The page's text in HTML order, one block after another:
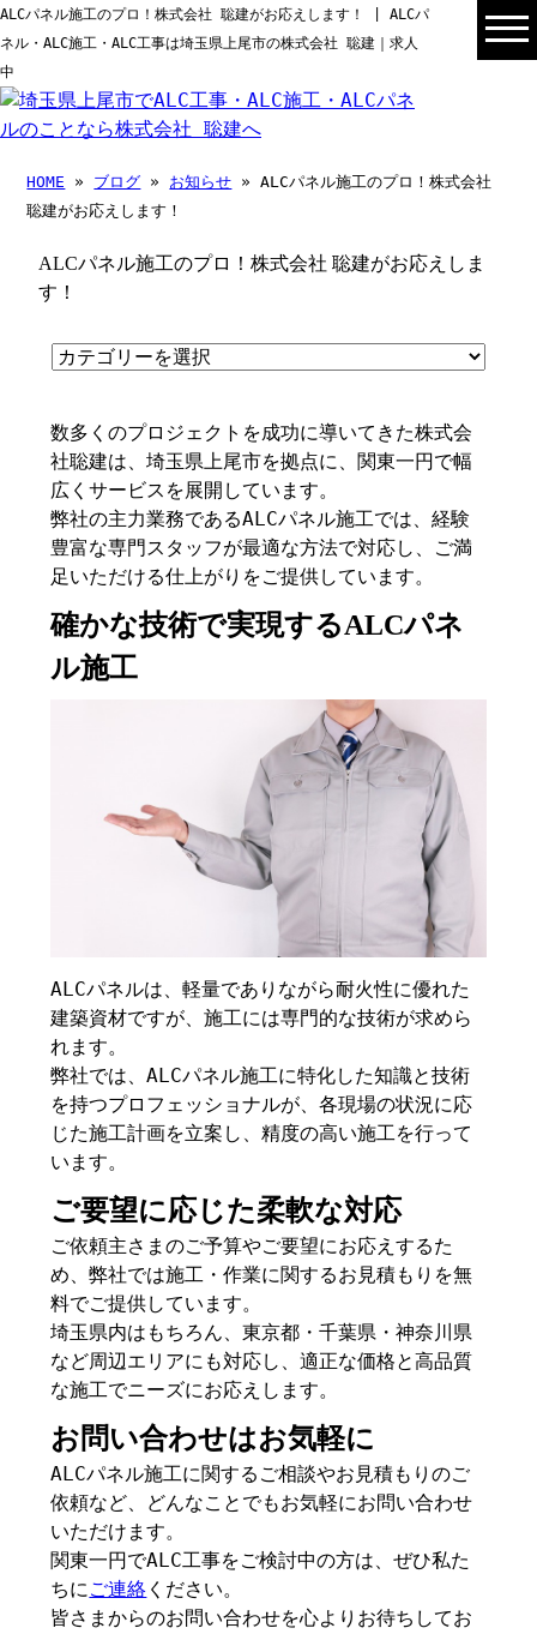
ALCパネル施工のプロ！株式会社 聡建がお応えします！ | ALCパ
ネル・ALC施工・ALC工事は埼玉県上尾市の株式会社 聡建｜求人
中
HOME » ブログ » お知らせ » ALCパネル施工のプロ！株式会社
聡建がお応えします！
ALCパネル施工のプロ！株式会社 聡建がお応えしま
す！
数多くのプロジェクトを成功に導いてきた株式会
社聡建は、埼玉県上尾市を拠点に、関東一円で幅
広くサービスを展開しています。
弊社の主力業務であるALCパネル施工では、経験
豊富な専門スタッフが最適な方法で対応し、ご満
足いただける仕上がりをご提供しています。
確かな技術で実現するALCパネ
ル施工
ALCパネルは、軽量でありながら耐火性に優れた
建築資材ですが、施工には専門的な技術が求めら
れます。
弊社では、ALCパネル施工に特化した知識と技術
を持つプロフェッショナルが、各現場の状況に応
じた施工計画を立案し、精度の高い施工を行って
います。
ご要望に応じた柔軟な対応
ご依頼主さまのご予算やご要望にお応えするた
め、弊社では施工・作業に関するお見積もりを無
料でご提供しています。
埼玉県内はもちろん、東京都・千葉県・神奈川県
など周辺エリアにも対応し、適正な価格と高品質
な施工でニーズにお応えします。
お問い合わせはお気軽に
ALCパネル施工に関するご相談やお見積もりのご
依頼など、どんなことでもお気軽にお問い合わせ
いただけます。
関東一円でALC工事をご検討中の方は、ぜひ私た
ちにご連絡 ください。
皆さまからのお問い合わせを心よりお待ちしてお